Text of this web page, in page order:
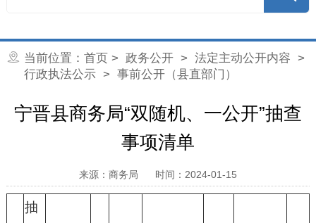
当前位置： 首页 > 政务公开> 法定主动公开内容 >
行政执法公示> 事前公开（县直部门）
宁晋县商务局“双随机、一公开”抽查
事项清单
来源：商务局 时间：2024-01-15
抽